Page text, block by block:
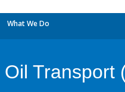
What We Do
Oil Transport